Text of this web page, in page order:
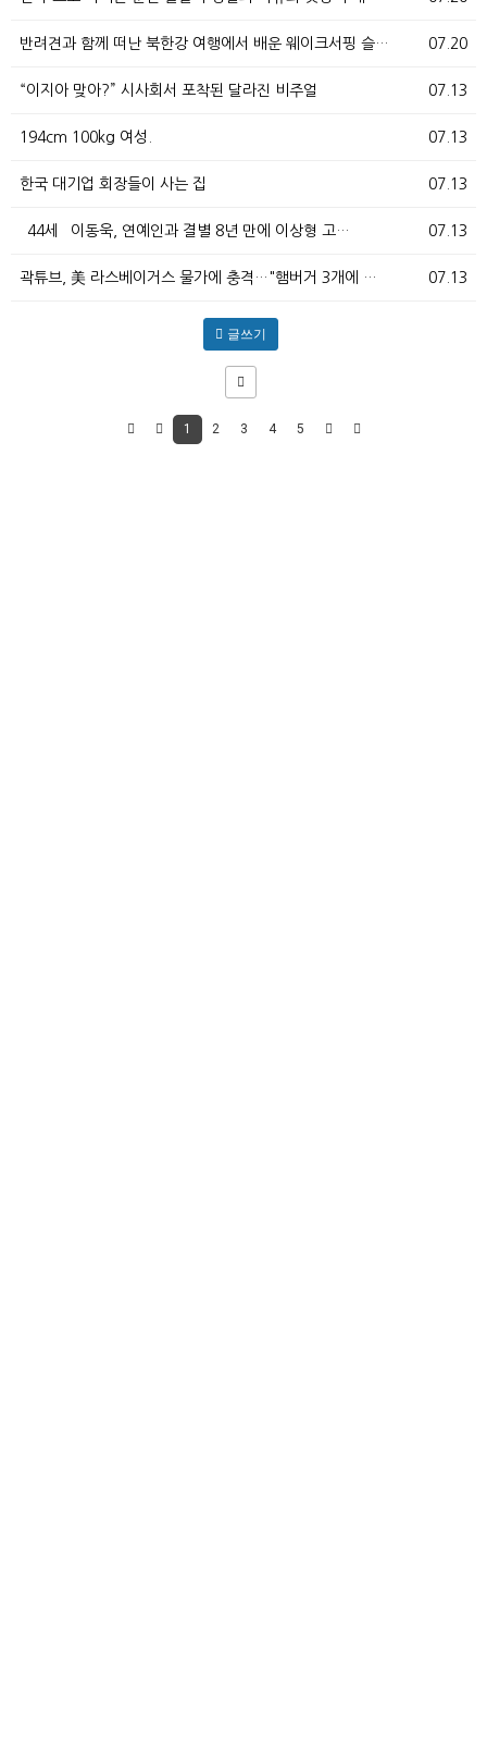
07.20
반려견과 함께 떠난 북한강 여행에서 배운 웨이크서핑 슬…
07.13
“이지아 맞아?” 시사회서 포착된 달라진 비주얼
07.13
194cm 100kg 여성.
07.13
한국 대기업 회장들이 사는 집
07.13
`44세` 이동욱, 연예인과 결별 8년 만에 이상형 고…
07.13
곽튜브, 美 라스베이거스 물가에 충격…"햄버거 3개에 …
글쓰기
1 2 3 4 5